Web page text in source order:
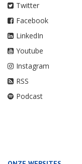
Twitter
Facebook
LinkedIn
Youtube
Instagram
RSS
Podcast